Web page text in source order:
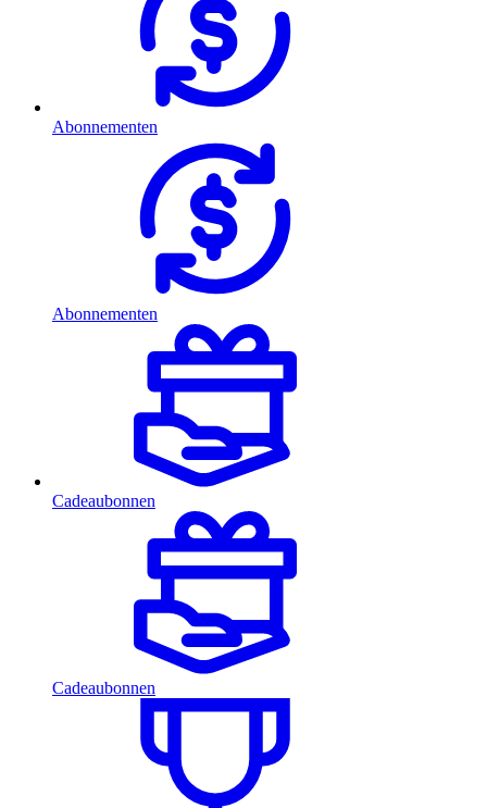
Abonnementen
Abonnementen
Cadeaubonnen
Cadeaubonnen